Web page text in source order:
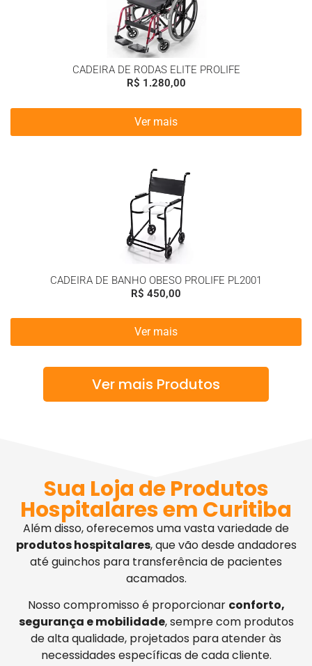
CADEIRA DE RODAS ELITE PROLIFE
R$ 1.280,00
Ver mais
CADEIRA DE BANHO OBESO PROLIFE PL2001
R$ 450,00
Ver mais
Ver mais Produtos
Sua Loja de Produtos
Hospitalares em Curitiba
Além disso, oferecemos uma vasta variedade de
produtos hospitalares, que vão desde andadores
até guinchos para transferência de pacientes
acamados.
Nosso compromisso é proporcionar conforto,
segurança e mobilidade, sempre com produtos
de alta qualidade, projetados para atender às
necessidades específicas de cada cliente.